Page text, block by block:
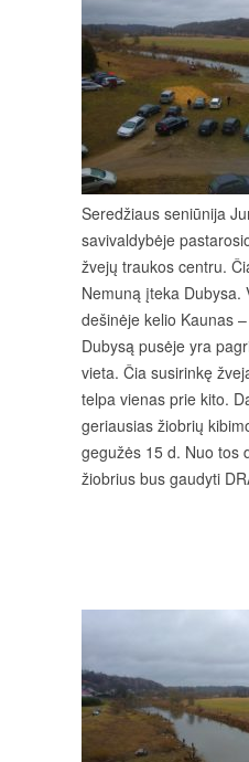
Seredžiaus seniūnija
savivaldybėje
žvejų traukos centru.
Nemuną įteka Dubysa.
dešinėje kelio Kaunas
Dubysą pusėje yra
vieta. Čia susirinkę
telpa vienas prie kito.
geriausias žiobrių
gegužės 15 d. Nuo tos
žiobrius bus gaudyti